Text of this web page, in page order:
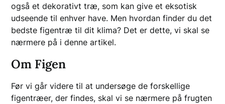
også et dekorativt træ, som kan give et eksotisk
udseende til enhver have. Men hvordan finder du det
bedste figentræ til dit klima? Det er dette, vi skal se
nærmere på i denne artikel.
Om Figen
Før vi går videre til at undersøge de forskellige
figentræer, der findes, skal vi se nærmere på frugten